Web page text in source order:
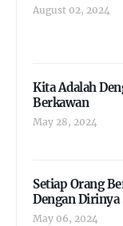
August 02, 2024
Kita Adalah
Berkawan
May 28, 2024
Setiap Orang
Dengan Dirinya
May 06, 2024